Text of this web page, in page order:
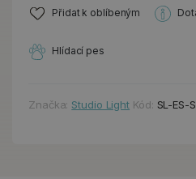
Přidat k oblíbeným
Hlídací pes
Značka: Studio Light Kód: SL-ES-